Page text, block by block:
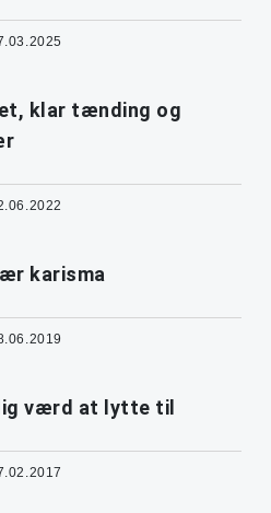
klar tænding og
karisma
værd at lytte til